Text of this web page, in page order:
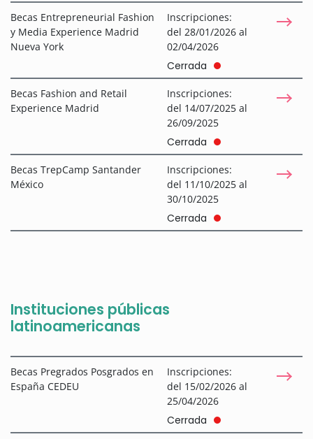
Becas Entrepreneurial Fashion
y Media Experience Madrid
Nueva York
Inscripciones:
del 28/01/2026 al
02/04/2026
Cerrada
Becas Fashion and Retail
Experience Madrid
Inscripciones:
del 14/07/2025 al
26/09/2025
Cerrada
Becas TrepCamp Santander
México
Inscripciones:
del 11/10/2025 al
30/10/2025
Cerrada
Instituciones públicas
latinoamericanas
Becas Pregrados Posgrados en
España CEDEU
Inscripciones:
del 15/02/2026 al
25/04/2026
Cerrada